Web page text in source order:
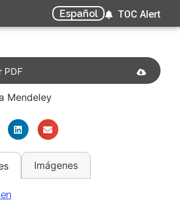
Español TOC Alert
PDF
Mendeley
Imágenes